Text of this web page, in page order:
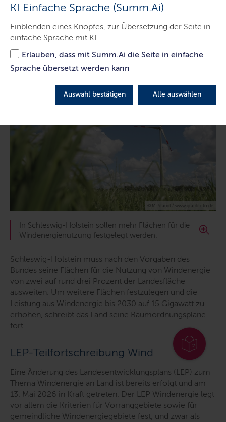
KI Einfache Sprache (Summ.Ai)
Einblenden eines Knopfes, zur Übersetzung der Seite in
einfache Sprache mit KI.
Erlauben, dass mit Summ.Ai die Seite in einfache
Sprache übersetzt werden kann
Auswahl bestätigen Alle auswählen
zentrales Anliegen der Landesregierung. Gleichzeitig
gilt es, die vom Bund vorgegebenen Flächenziele für
die Windenergienutzung zu erreichen.
LETZTE AKTUALISIERUNG: 07.07.2026
© M. Staudt / www.grafikfoto.de
In Schleswig-Holstein sollen mehr Flächen für die
Windenergienutzung festgelegt werden.
Schleswig-Holstein muss nach den Vorgaben des
Bundes seine Flächen für die Nutzung von Windenergie
von zwei auf rund drei Prozent der Landesfläche
ausweiten. Um weitere Flächen festzulegen und die
Leistung aus Windenergie bis 2030 auf 15 Gigawatt zu
erhöhen, schreibt das Land seine Raumordnungspläne
fort.
LEP-Teilfortschreibung Wind
Eine Änderung des Landesentwicklungsplans (LEP) zum
Thema Windenergie an Land ist bereits erfolgt und am
13. Mai 2026 in Kraft getreten. Der LEP Windenergie legt
vor allem die Kriterien für Vorranggebiete sowie für
gemeindliche Windenergiegebiete fest, und zwar als